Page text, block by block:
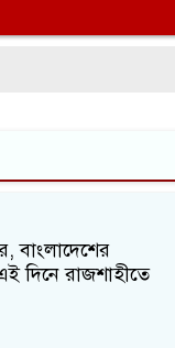
বাংলাদেশের
দিনে রাজশাহীতে